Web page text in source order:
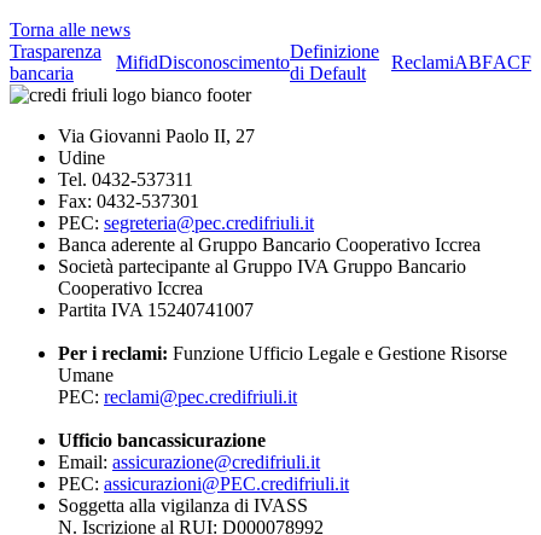
Torna alle news
Trasparenza
bancaria
MifidDisconoscimento
Definizione
di Default
ReclamiABFACF
Via Giovanni Paolo II, 27
Udine
Tel. 0432-537311
Fax: 0432-537301
PEC: segreteria@pec.credifriuli.it
Banca aderente al Gruppo Bancario Cooperativo Iccrea
Società partecipante al Gruppo IVA Gruppo Bancario
Cooperativo Iccrea
Partita IVA 15240741007
Per i reclami: Funzione Ufficio Legale e Gestione Risorse
Umane
PEC: reclami@pec.credifriuli.it
Ufficio bancassicurazione
Email: assicurazione@credifriuli.it
PEC: assicurazioni@PEC.credifriuli.it
Soggetta alla vigilanza di IVASS
N. Iscrizione al RUI: D000078992